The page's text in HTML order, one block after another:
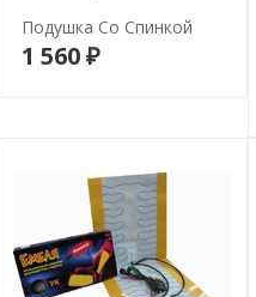
Подушка Со Спинкой
1 560 ₽В корзину